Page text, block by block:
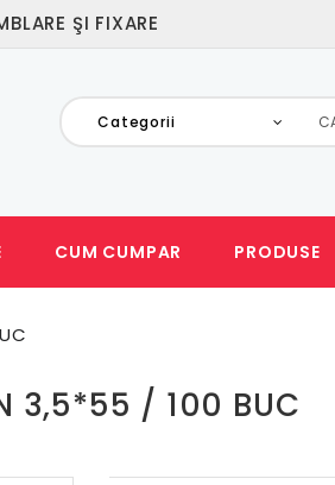
ŞI FIXARE
Categorii
CUM CUMPAR PRODUSE
3,5*55 / 100 BUC